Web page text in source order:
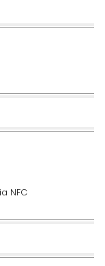
NFC